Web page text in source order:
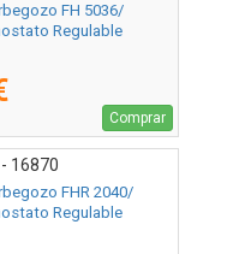
FH 5036/
Regulable
Comprar
- 16870
FHR 2040/
Regulable